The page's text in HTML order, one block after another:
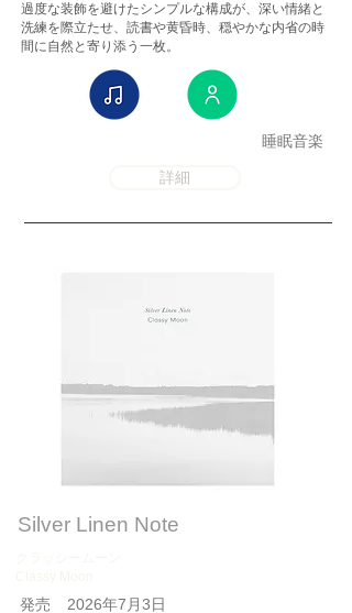
過度な装飾を避けたシンプルな構成が、深い情緒と
洗練を際立たせ、読書や黄昏時、穏やかな内省の時
間に自然と寄り添う一枚。
睡眠音楽
詳細
Silver Linen Note
​発売 2026年7月3日